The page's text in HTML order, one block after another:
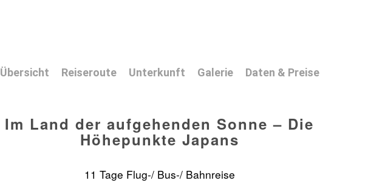
Übersicht Reiseroute Unterkunft Galerie Daten & Preise
Im Land der aufgehenden Sonne – Die
Höhepunkte Japans
11 Tage Flug-/ Bus-/ Bahnreise